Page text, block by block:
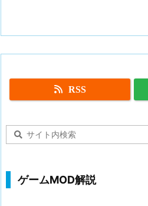
RSS
ゲームMOD解説